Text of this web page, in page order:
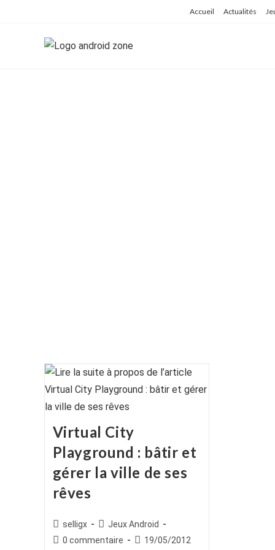
Accueil Actualités
Virtual City
Playground : bâtir et
gérer la ville de ses
rêves
Auteur/autrice
de
selligx
Post
category:
Jeux Android
Commentaires
0 commentaire
Publication
19/05/2012